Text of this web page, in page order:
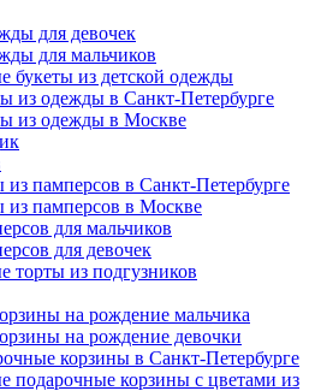
для девочек
для мальчиков
букеты из детской одежды
из одежды в Санкт-Петербурге
из одежды в Москве
из памперсов в Санкт-Петербурге
из памперсов в Москве
для мальчиков
для девочек
торты из подгузников
на рождение мальчика
на рождение девочки
корзины в Санкт-Петербурге
подарочные корзины с цветами из